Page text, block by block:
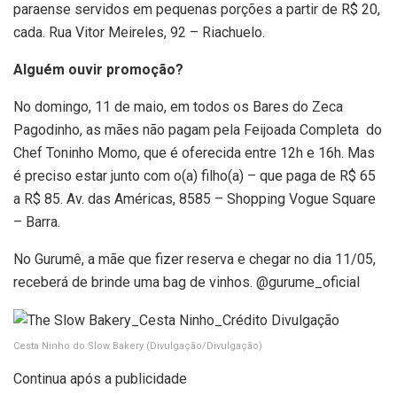
paraense servidos em pequenas porções a partir de R$ 20,
cada. Rua Vitor Meireles, 92 – Riachuelo.
Alguém ouvir promoção?
No domingo, 11 de maio, em todos os Bares do Zeca
Pagodinho, as mães não pagam pela Feijoada Completa do
Chef Toninho Momo, que é oferecida entre 12h e 16h. Mas
é preciso estar junto com o(a) filho(a) – que paga de R$ 65
a R$ 85. Av. das Américas, 8585 – Shopping Vogue Square
– Barra.
No Gurumê, a mãe que fizer reserva e chegar no dia 11/05,
receberá de brinde uma bag de vinhos. @gurume_oficial
Cesta Ninho do Slow Bakery (Divulgação/Divulgação)
Continua após a publicidade